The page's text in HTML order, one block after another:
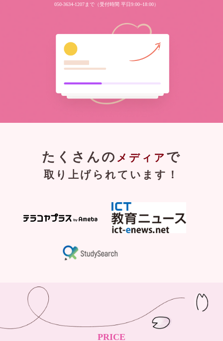
050-3634-1207まで（受付時間 平日9:00~18:00）
たくさんの メディア で
取り上げられています！
PRICE